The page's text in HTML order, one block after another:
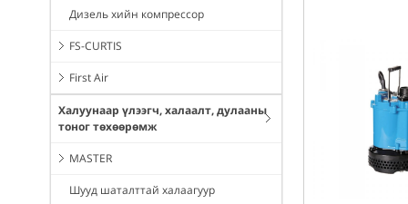
Дизель хийн компрессор
FS-CURTIS
First Air
Халуунаар үлээгч, халаалт, дулааны
тоног төхөөрөмж
MASTER
Шууд шаталттай халаагуур